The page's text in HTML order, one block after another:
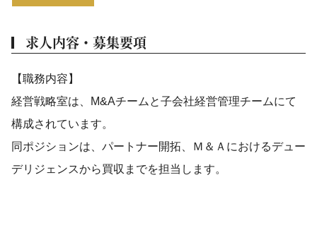
求人内容・募集要項
【職務内容】
経営戦略室は、M&Aチームと子会社経営管理チームにて
構成されています。
同ポジションは、パートナー開拓、Ｍ＆Ａにおけるデュー
デリジェンスから買収までを担当します。